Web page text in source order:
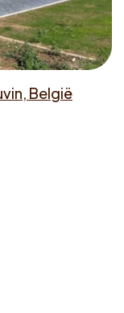
België